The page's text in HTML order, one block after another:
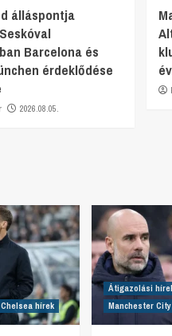
álláspontja
Barcelona és
érdeklődése
2026.08.05.
Chelsea hírek
Átigazolási
Manchester